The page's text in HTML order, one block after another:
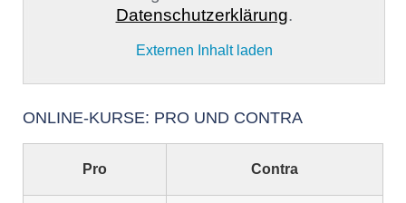
Datenschutzerklärung.
Externen Inhalt laden
ONLINE-KURSE: PRO UND CONTRA
Pro Contra